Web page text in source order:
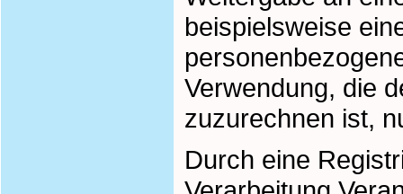
beispielsweise
Verwendung, die
zuzurechnen ist,
Durch eine